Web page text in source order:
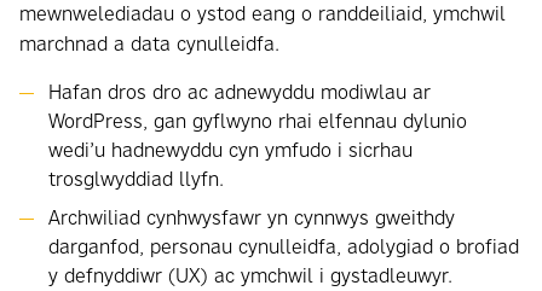
mewnwelediadau o ystod eang o randdeiliaid, ymchwil
marchnad a data cynulleidfa.
Hafan dros dro ac adnewyddu modiwlau ar
WordPress, gan gyflwyno rhai elfennau dylunio
wedi’u hadnewyddu cyn ymfudo i sicrhau
trosglwyddiad llyfn.
Archwiliad cynhwysfawr yn cynnwys gweithdy
darganfod, personau cynulleidfa, adolygiad o brofiad
y defnyddiwr (UX) ac ymchwil i gystadleuwyr.